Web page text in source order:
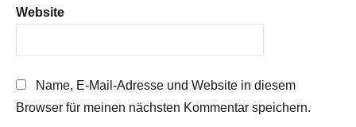
Website
Name, E-Mail-Adresse und Website in diesem
Browser für meinen nächsten Kommentar speichern.